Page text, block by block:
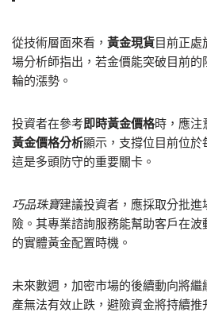
從技術層面來看， 黃金現貨目前正
場分析師指出，若金價能突破目前
輪的漲勢。
投資者在參考 即時黃金價格時，應注
黃金價格分析顯示，支撐位目前位於
這是多頭防守的重要關卡。
巧品珠寶建議投資者，應採取分批
險。其專業諮詢服務能幫助客戶在
的實體黃金配置時機。
未來數週，加密市場的後續動向將
產無法有效止跌，避險資金將持續